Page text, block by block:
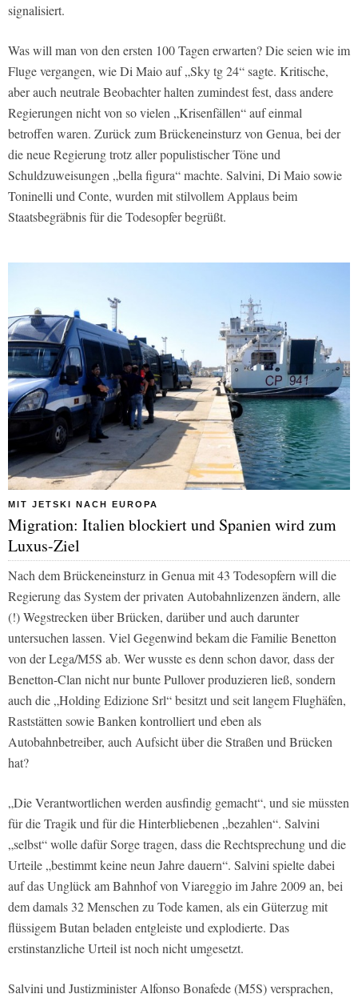
signalisiert.
Was will man von den ersten 100 Tagen erwarten? Die seien wie im
Fluge vergangen, wie Di Maio auf „Sky tg 24“ sagte. Kritische,
aber auch neutrale Beobachter halten zumindest fest, dass andere
Regierungen nicht von so vielen „Krisenfällen“ auf einmal
betroffen waren. Zurück zum Brückeneinsturz von Genua, bei der
die neue Regierung trotz aller populistischer Töne und
Schuldzuweisungen „bella figura“ machte. Salvini, Di Maio sowie
Toninelli und Conte, wurden mit stilvollem Applaus beim
Staatsbegräbnis für die Todesopfer begrüßt.
MIT JETSKI NACH EUROPA
Migration: Italien blockiert und Spanien wird zum
Luxus-Ziel
Nach dem Brückeneinsturz in Genua mit 43 Todesopfern will die
Regierung das System der privaten Autobahnlizenzen ändern, alle
(!) Wegstrecken über Brücken, darüber und auch darunter
untersuchen lassen. Viel Gegenwind bekam die Familie Benetton
von der Lega/M5S ab. Wer wusste es denn schon davor, dass der
Benetton-Clan nicht nur bunte Pullover produzieren ließ, sondern
auch die „Holding Edizione Srl“ besitzt und seit langem Flughäfen,
Raststätten sowie Banken kontrolliert und eben als
Autobahnbetreiber, auch Aufsicht über die Straßen und Brücken
hat?
„Die Verantwortlichen werden ausfindig gemacht“, und sie müssten
für die Tragik und für die Hinterbliebenen „bezahlen“. Salvini
„selbst“ wolle dafür Sorge tragen, dass die Rechtsprechung und die
Urteile „bestimmt keine neun Jahre dauern“. Salvini spielte dabei
auf das Unglück am Bahnhof von Viareggio im Jahre 2009 an, bei
dem damals 32 Menschen zu Tode kamen, als ein Güterzug mit
flüssigem Butan beladen entgleiste und explodierte. Das
erstinstanzliche Urteil ist noch nicht umgesetzt.
Salvini und Justizminister Alfonso Bonafede (M5S) versprachen,